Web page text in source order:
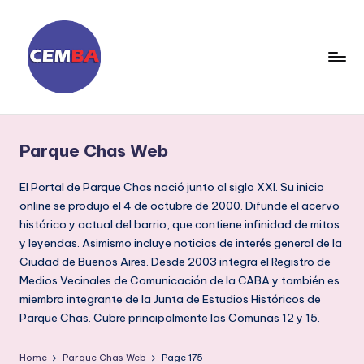
content
ri
o
C
E
M
B
A
Parque Chas Web
El Portal de Parque Chas nació junto al siglo XXI. Su inicio
online se produjo el 4 de octubre de 2000. Difunde el acervo
histórico y actual del barrio, que contiene infinidad de mitos
y leyendas. Asimismo incluye noticias de interés general de la
Ciudad de Buenos Aires. Desde 2003 integra el Registro de
Medios Vecinales de Comunicación de la CABA y también es
miembro integrante de la Junta de Estudios Históricos de
Parque Chas. Cubre principalmente las Comunas 12 y 15.
Home Parque Chas Web Page 175